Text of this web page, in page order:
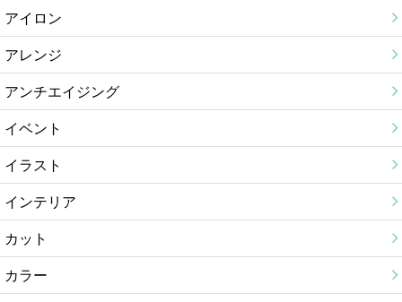
アイロン
アレンジ
アンチエイジング
イベント
イラスト
インテリア
カット
カラー